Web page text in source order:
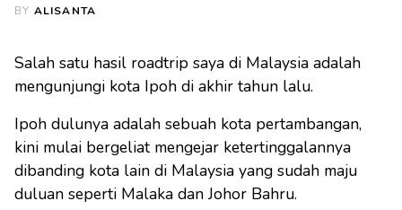
BY ALISANTA
Salah satu hasil roadtrip saya di Malaysia adalah
mengunjungi kota Ipoh di akhir tahun lalu.
Ipoh dulunya adalah sebuah kota pertambangan,
kini mulai bergeliat mengejar ketertinggalannya
dibanding kota lain di Malaysia yang sudah maju
duluan seperti Malaka dan Johor Bahru.